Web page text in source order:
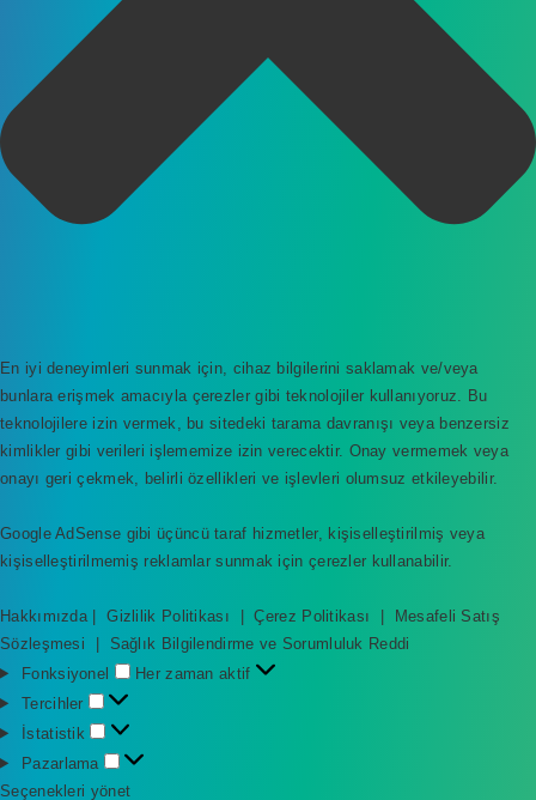
En iyi deneyimleri sunmak için, cihaz bilgilerini saklamak ve/veya
bunlara erişmek amacıyla çerezler gibi teknolojiler kullanıyoruz. Bu
teknolojilere izin vermek, bu sitedeki tarama davranışı veya benzersiz
kimlikler gibi verileri işlememize izin verecektir. Onay vermemek veya
onayı geri çekmek, belirli özellikleri ve işlevleri olumsuz etkileyebilir.
Google AdSense gibi üçüncü taraf hizmetler, kişiselleştirilmiş veya
kişiselleştirilmemiş reklamlar sunmak için çerezler kullanabilir.
Hakkımızda |Gizlilik Politikası |Çerez Politikası | Mesafeli Satış
Sözleşmesi
| Sağlık Bilgilendirme ve Sorumluluk Reddi
Fonksiyonel
F
k
Her zaman aktif
Tercihler
T
e
r
İstatistik
İ
s
t
Pazarlama
P
a
Seçenekleri yönet